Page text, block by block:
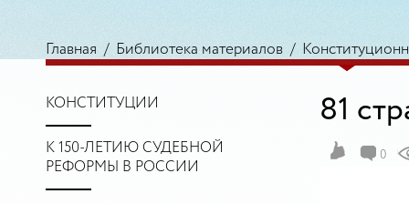
Главная / Библиотека материалов /
КОНСТИТУЦИИ
К 150-ЛЕТИЮ СУДЕБНОЙ
РЕФОРМЫ В РОССИИ
81
0